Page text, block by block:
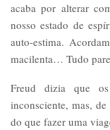
acaba por alterar
nosso estado de
auto-estima.
macilenta… Tudo
Freud dizia que
inconsciente, mas,
do que fazer uma